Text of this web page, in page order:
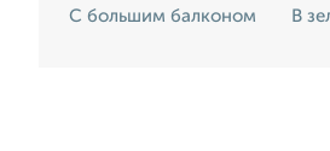
С большим балконом В